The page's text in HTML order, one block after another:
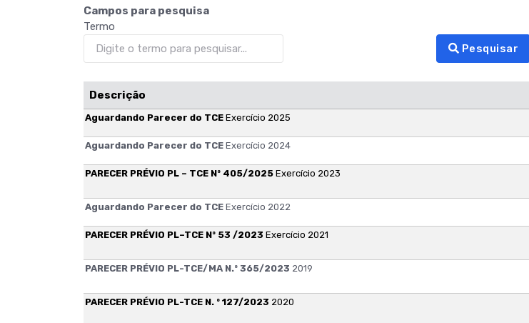
Campos para pesquisa
Termo
Pesquisar
Descrição
Aguardando Parecer do TCE Exercício 2025
Aguardando Parecer do TCE Exercício 2024
PARECER PRÉVIO PL – TCE Nº 405/2025 Exercício 2023
Aguardando Parecer do TCE Exercício 2022
PARECER PRÉVIO PL–TCE Nº 53 /2023 Exercício 2021
PARECER PRÉVIO PL-TCE/MA N.º 365/2023 2019
PARECER PRÉVIO PL-TCE N. º 127/2023 2020